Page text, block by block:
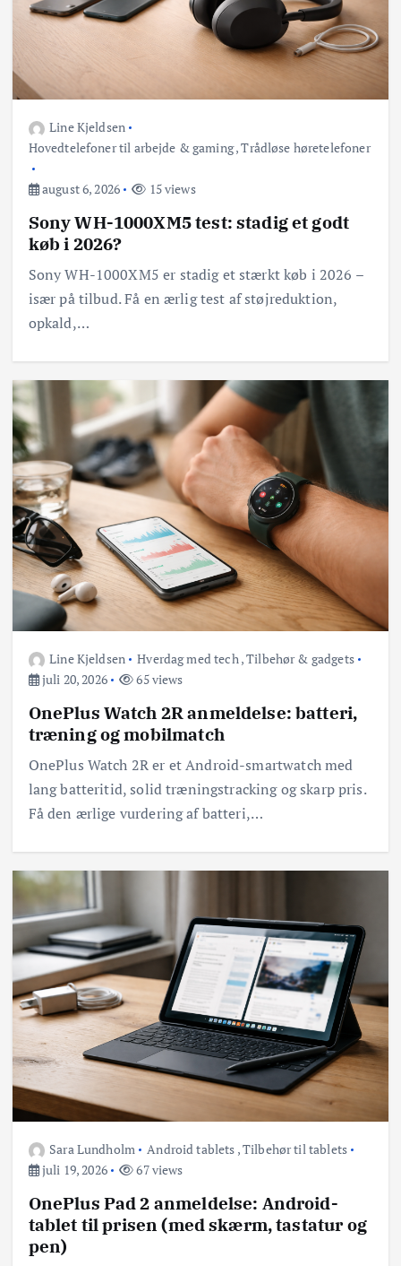
Line Kjeldsen
Hovedtelefoner til arbejde & gaming,Trådløse høretelefoner
august 6, 2026 15 views
Sony WH-1000XM5 test: stadig et godt
køb i 2026?
Sony WH-1000XM5 er stadig et stærkt køb i 2026 –
især på tilbud. Få en ærlig test af støjreduktion,
opkald,…
Line Kjeldsen Hverdag med tech,Tilbehør & gadgets
juli 20, 2026
65 views
OnePlus Watch 2R anmeldelse: batteri,
træning og mobilmatch
OnePlus Watch 2R er et Android-smartwatch med
lang batteritid, solid træningstracking og skarp pris.
Få den ærlige vurdering af batteri,…
Sara Lundholm Android tablets ,Tilbehør til tablets
juli 19, 2026
67 views
OnePlus Pad 2 anmeldelse: Android-
tablet til prisen (med skærm, tastatur og
pen)